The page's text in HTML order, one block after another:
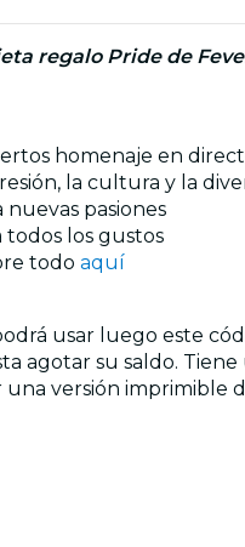
regalo Pride de
homenaje en
la cultura y la
pasiones
todos los gustos
todo aquí
usar luego este
agotar su saldo. Tiene
versión imprimible